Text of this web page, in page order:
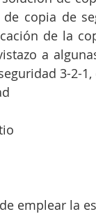
copia de
de la
a
3-2-
emplear la